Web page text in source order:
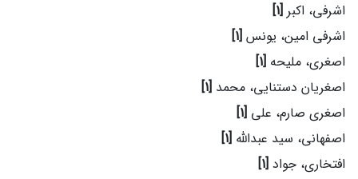
اشرفی، اکبر [1]
اشرفی امین، یونس [1]
اصغری، ملیحه [1]
اصغریان دستنایی، محمد [1]
اصغری صارم، علی [1]
اصفهانی، سید عبدالله [1]
افتخاری، جواد [1]